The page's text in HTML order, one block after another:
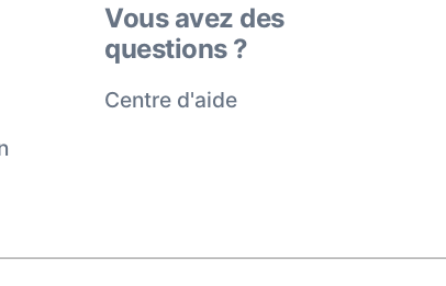
Vous avez des
questions ?
Centre d'aide